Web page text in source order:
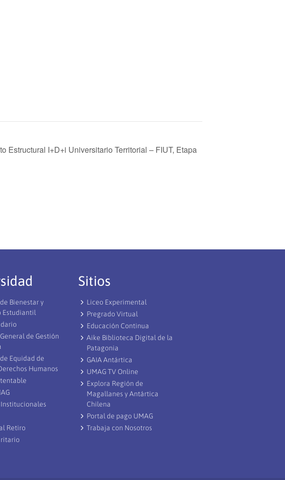
I+D+i Universitario Territorial – FIUT, Etapa
Bienestar y
Estudiantil
de Gestión
Equidad de
Humanos
Retiro
Sitios
Liceo Experimental
Pregrado Virtual
Educación Continua
Aike Biblioteca Digital de la
Patagonia
GAIA Antártica
UMAG TV Online
Explora Región de
Magallanes y Antártica
Chilena
Portal de pago UMAG
Trabaja con Nosotros